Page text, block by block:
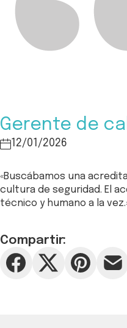
Gerente de
12/01/2026
«Buscábamos una
cultura de seguridad. El
técnico y humano a la
Compartir: